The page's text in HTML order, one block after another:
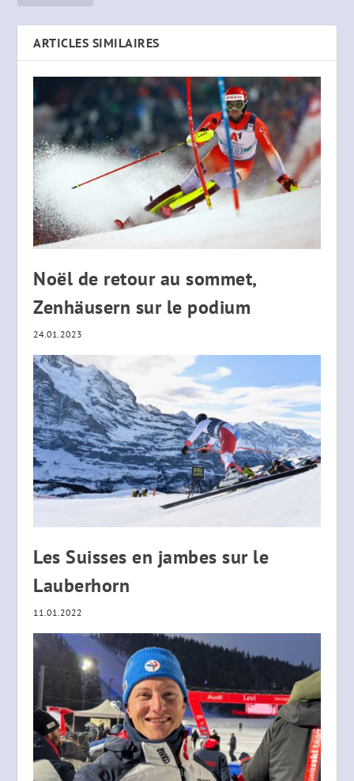
ARTICLES SIMILAIRES
Noël de retour au sommet,
Zenhäusern sur le podium
24.01.2023
Les Suisses en jambes sur le
Lauberhorn
11.01.2022